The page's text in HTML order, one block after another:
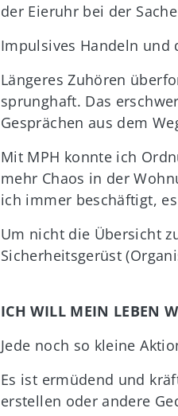
der Eieruhr bei der
Impulsives Handeln und
Längeres Zuhören
sprunghaft. Das
Gesprächen aus dem
Mit MPH konnte ich
mehr Chaos in der
ich immer beschäftigt,
Um nicht die Übersicht
Sicherheitsgerüst
ICH WILL MEIN LEBEN
Jede noch so kleine
Es ist ermüdend und
erstellen oder andere